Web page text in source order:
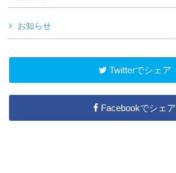
お知らせ
Twitterでシェア
Facebookでシェア